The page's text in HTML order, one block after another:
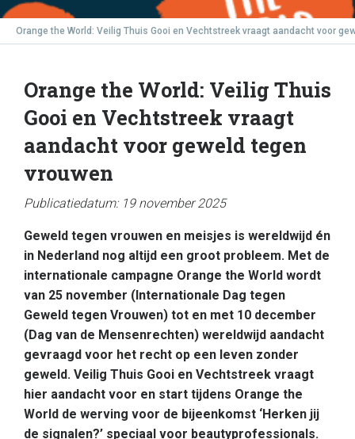
Orange the World: Veilig Thuis Gooi en Vechtstreek vraagt aandacht voor
Orange the World: Veilig Thuis
Gooi en Vechtstreek vraagt
aandacht voor geweld tegen
vrouwen
Publicatiedatum: 19 november 2025
Geweld tegen vrouwen en meisjes is wereldwijd én
in Nederland nog altijd een groot probleem. Met de
internationale campagne Orange the World wordt
van 25 november (Internationale Dag tegen
Geweld tegen Vrouwen) tot en met 10 december
(Dag van de Mensenrechten) wereldwijd aandacht
gevraagd voor het recht op een leven zonder
geweld. Veilig Thuis Gooi en Vechtstreek vraagt
hier aandacht voor en start tijdens Orange the
World de werving voor de bijeenkomst ‘Herken jij
de signalen?’ speciaal voor beautyprofessionals.